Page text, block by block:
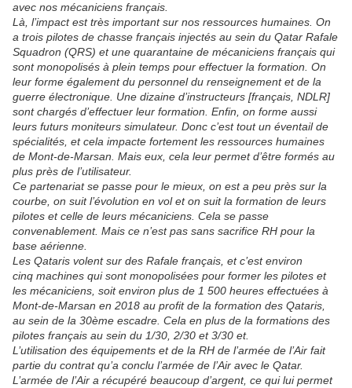
avec nos mécaniciens français.
Là, l’impact est très important sur nos ressources humaines. On
a trois pilotes de chasse français injectés au sein du Qatar Rafale
Squadron (QRS) et une quarantaine de mécaniciens français qui
sont monopolisés à plein temps pour effectuer la formation. On
leur forme également du personnel du renseignement et de la
guerre électronique. Une dizaine d’instructeurs [français, NDLR]
sont chargés d’effectuer leur formation. Enfin, on forme aussi
leurs futurs moniteurs simulateur. Donc c’est tout un éventail de
spécialités, et cela impacte fortement les ressources humaines
de Mont-de-Marsan. Mais eux, cela leur permet d’être formés au
plus près de l’utilisateur.
Ce partenariat se passe pour le mieux, on est a peu près sur la
courbe, on suit l’évolution en vol et on suit la formation de leurs
pilotes et celle de leurs mécaniciens. Cela se passe
convenablement. Mais ce n’est pas sans sacrifice RH pour la
base aérienne.
Les Qataris volent sur des Rafale français, et c’est environ
cinq machines qui sont monopolisées pour former les pilotes et
les mécaniciens, soit environ plus de 1 500 heures effectuées à
Mont-de-Marsan en 2018 au profit de la formation des Qataris,
au sein de la 30ème escadre. Cela en plus de la formations des
pilotes français au sein du 1/30, 2/30 et 3/30 et.
L’utilisation des équipements et de la RH de l’armée de l’Air fait
partie du contrat qu’a conclu l’armée de l’Air avec le Qatar.
L’armée de l’Air a récupéré beaucoup d’argent, ce qui lui permet